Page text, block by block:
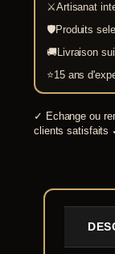
⚔Artisanat
🛡Produits
🚚Livraison
⭐15 ans
✓ Echange ou
clients satisfaits